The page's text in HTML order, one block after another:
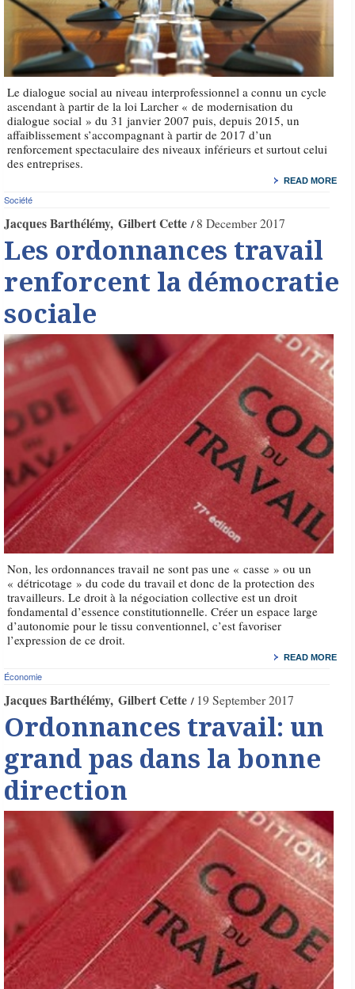
Le dialogue social au niveau interprofessionnel a connu un cycle
ascendant à partir de la loi Larcher « de modernisation du
dialogue social » du 31 janvier 2007 puis, depuis 2015, un
affaiblissement s’accompagnant à partir de 2017 d’un
renforcement spectaculaire des niveaux inférieurs et surtout celui
des entreprises.
READ MORE
Société
Jacques Barthélémy Gilbert Cette 8 December 2017
Les ordonnances travail
renforcent la démocratie
sociale
Non, les ordonnances travail ne sont pas une « casse » ou un
« détricotage » du code du travail et donc de la protection des
travailleurs. Le droit à la négociation collective est un droit
fondamental d’essence constitutionnelle. Créer un espace large
d’autonomie pour le tissu conventionnel, c’est favoriser
l’expression de ce droit.
READ MORE
Économie
Jacques Barthélémy Gilbert Cette 19 September 2017
Ordonnances travail: un
grand pas dans la bonne
direction